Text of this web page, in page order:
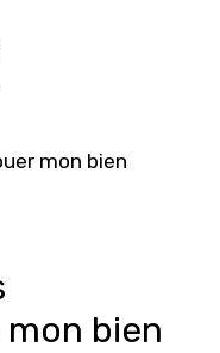
mon bien
bien